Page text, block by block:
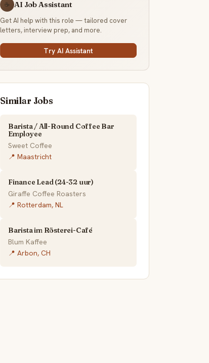
☕ AI Job Assistant
Get AI help with this role — tailored cover
letters, interview prep, and more.
Try AI Assistant
Similar Jobs
Barista / All-Round Coffee Bar
Employee
Sweet Coffee
📍 Maastricht
Finance Lead (24-32 uur)
Giraffe Coffee Roasters
📍 Rotterdam, NL
Barista im Rösterei-Café
Blum Kaffee
📍 Arbon, CH